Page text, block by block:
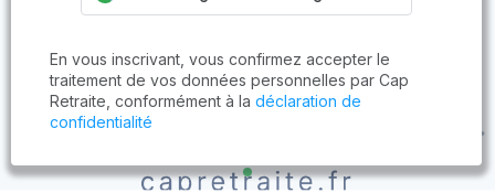
En vous inscrivant, vous confirmez accepter le
traitement de vos données personnelles par Cap
Retraite, conformément à la déclaration de
confidentialité